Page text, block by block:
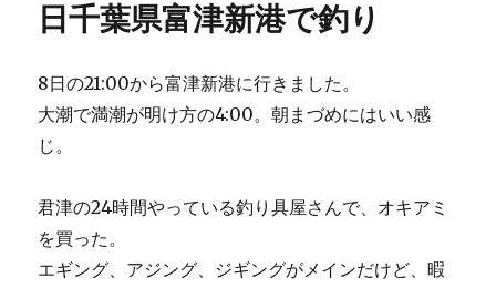
日千葉県富津新港で釣り
8日の21:00から富津新港に行きました。
大潮で満潮が明け方の4:00。朝まづめにはいい感
じ。
君津の24時間やっている釣り具屋さんで、オキアミ
を買った。
エギング、アジング、ジギングがメインだけど、暇